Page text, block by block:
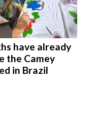
have already
the Camey
in Brazil